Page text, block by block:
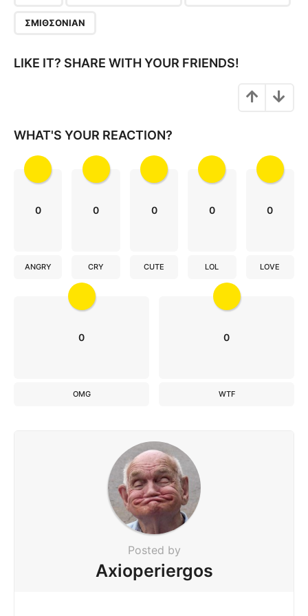
a
n
ΣΜΙΘΣΌΝΙΑΝ
LIKE IT? SHARE WITH YOUR FRIENDS!
WHAT'S YOUR REACTION?
0
ANGRY
0
CRY
0
CUTE
0
LOL
0
LOVE
0
OMG
0
WTF
Posted by
Axioperiergos